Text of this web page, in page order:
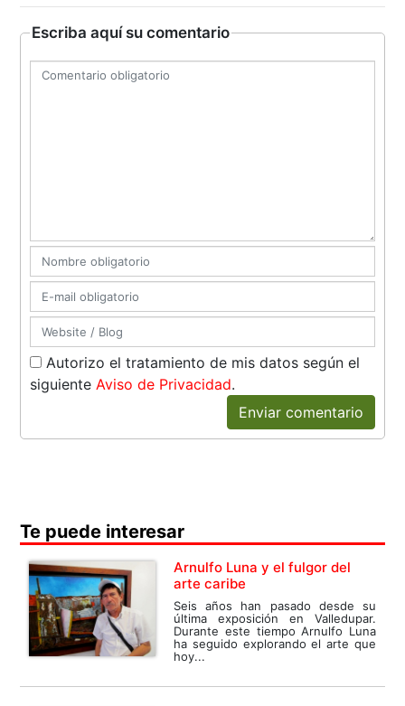
Escriba aquí su comentario
Autorizo el tratamiento de mis datos según el
siguienteAviso de Privacidad.
Enviar comentario
Te puede interesar
Arnulfo Luna y el fulgor del
arte caribe
Seis años han pasado desde su
última exposición en Valledupar.
Durante este tiempo Arnulfo Luna
ha seguido explorando el arte que
hoy...